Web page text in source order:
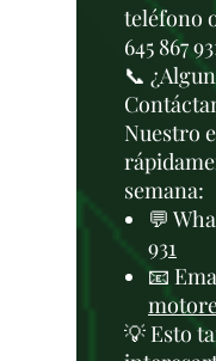
teléfono
645 867
📞
Nuestro
semana:
💬
931
📧
💡 Esto